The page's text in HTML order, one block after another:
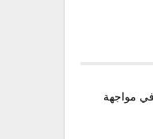
في مواجهة